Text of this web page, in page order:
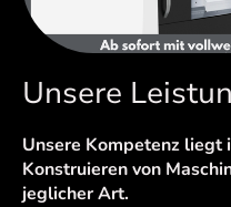
Unsere
Unsere Kompetenz liegt
Konstruieren von
jeglicher Art.